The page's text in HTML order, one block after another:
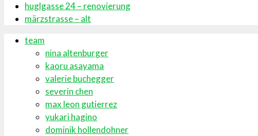
huglgasse 24 – renovierung
märzstrasse – alt
team
nina altenburger
kaoru asayama
valerie buchegger
severin chen
max leon gutierrez
yukari hagino
dominik hollendohner